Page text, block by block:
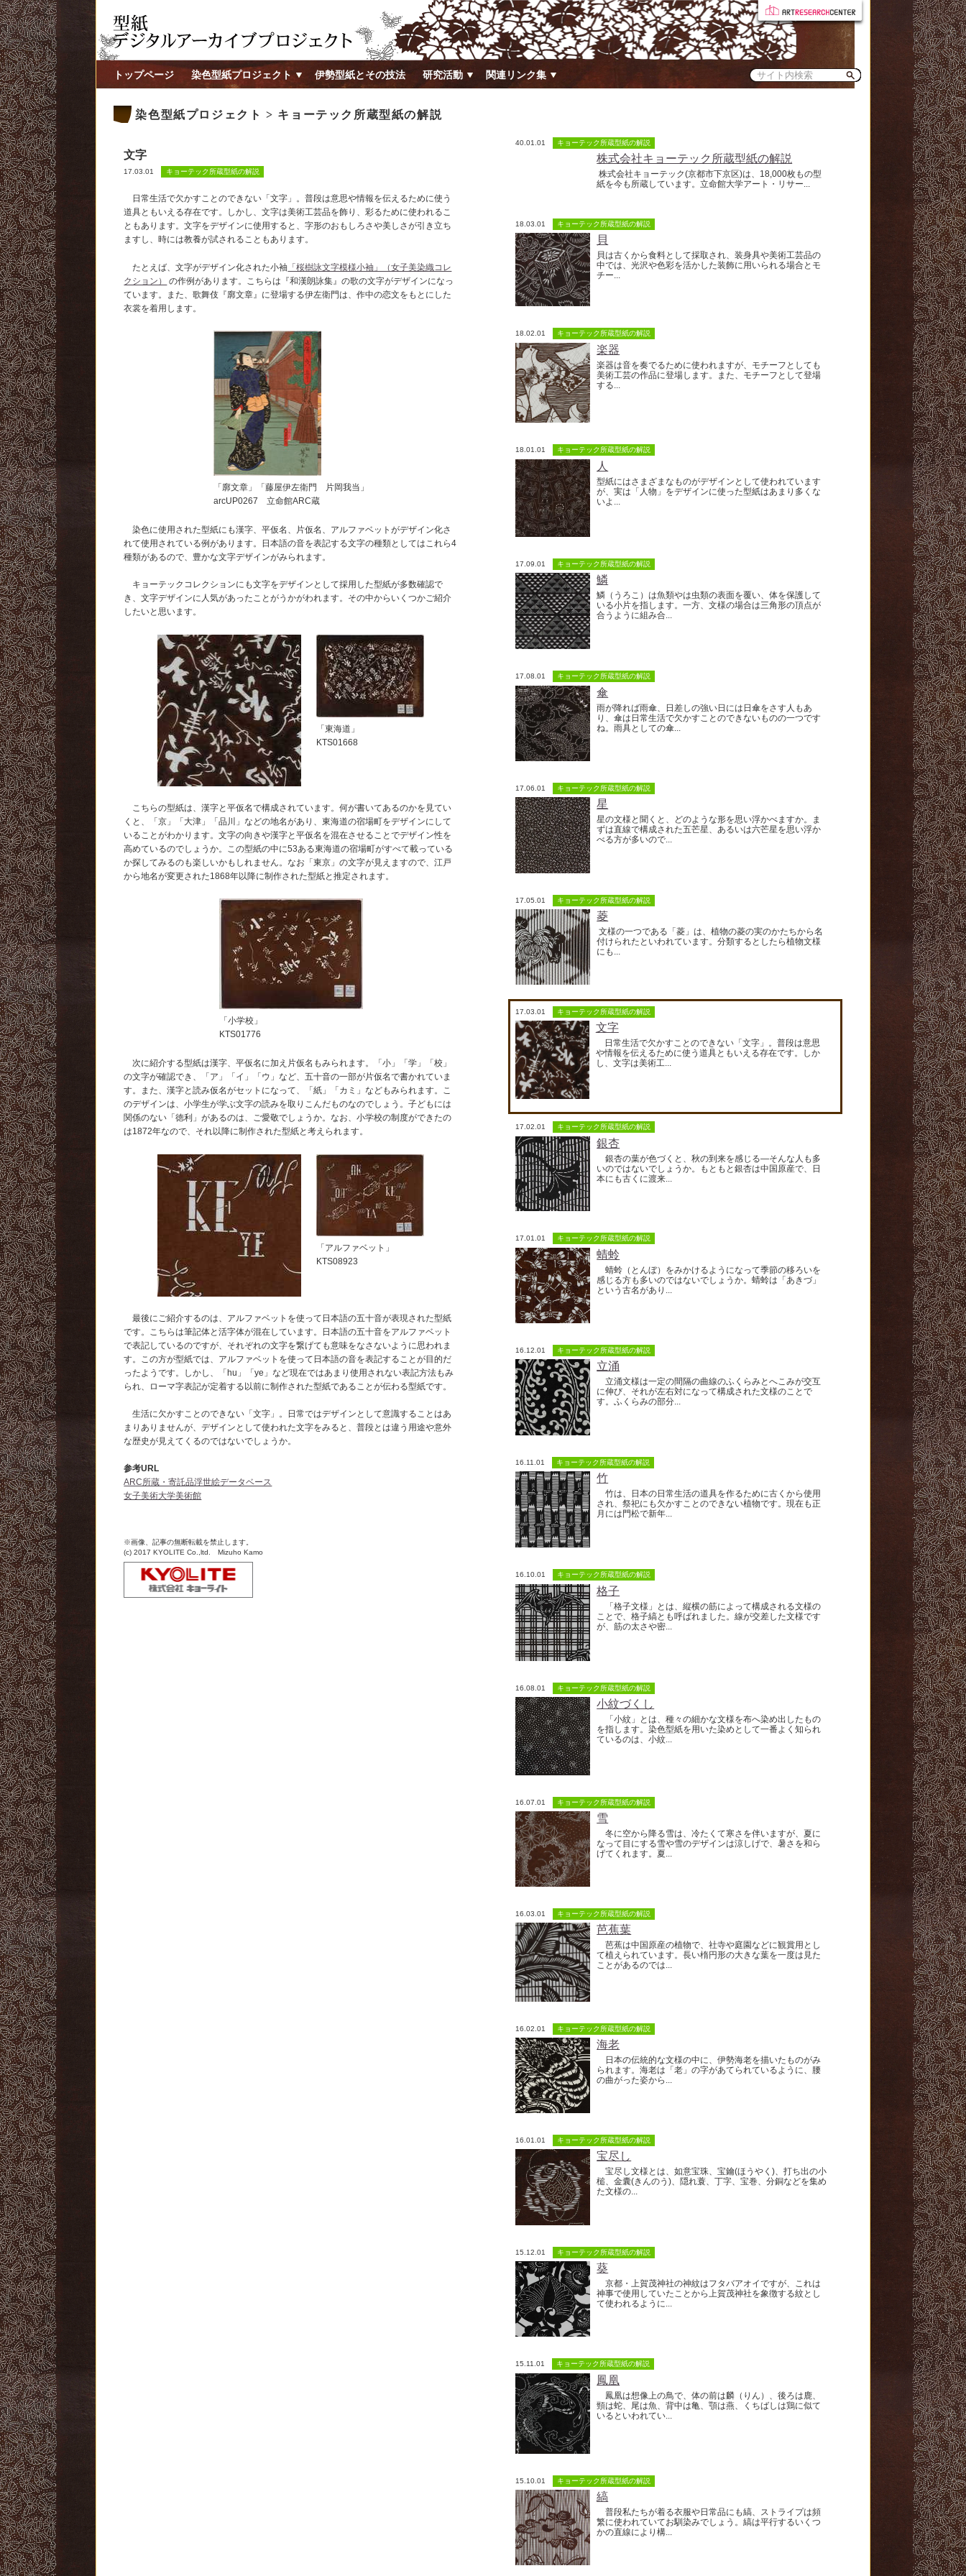
トップページ 染色型紙プロジェクト 伊勢型紙とその技法 研究活動 関連リンク集
染色型紙プロジェクト > キョーテック所蔵型紙の解説
文字
17.03.01 キョーテック所蔵型紙の解説
日常生活で欠かすことのできない「文字」。普段は意思や情報を伝えるために使う
道具ともいえる存在です。しかし、文字は美術工芸品を飾り、彩るために使われるこ
ともあります。文字をデザインに使用すると、字形のおもしろさや美しさが引き立ち
ますし、時には教養が試されることもあります。
たとえば、文字がデザイン化された小袖 「桜樹詠文字模様小袖」（女子美染織コレ
クション）
の作例があります。こちらは『和漢朗詠集』の歌の文字がデザインになっ
ています。また、歌舞伎『廓文章』に登場する伊左衛門は、作中の恋文をもとにした
衣裳を着用します。
「廓文章」「藤屋伊左衛門 片岡我当」
arcUP0267 立命館ARC蔵
染色に使用された型紙にも漢字、平仮名、片仮名、アルファベットがデザイン化さ
れて使用されている例があります。日本語の音を表記する文字の種類としてはこれら4
種類があるので、豊かな文字デザインがみられます。
キョーテックコレクションにも文字をデザインとして採用した型紙が多数確認で
き、文字デザインに人気があったことがうかがわれます。その中からいくつかご紹介
したいと思います。
「東海道」
KTS01668
こちらの型紙は、漢字と平仮名で構成されています。何が書いてあるのかを見てい
くと、「京」「大津」「品川」などの地名があり、東海道の宿場町をデザインにして
いることがわかります。文字の向きや漢字と平仮名を混在させることでデザイン性を
高めているのでしょうか。この型紙の中に53ある東海道の宿場町がすべて載っている
か探してみるのも楽しいかもしれません。なお「東京」の文字が見えますので、江戸
から地名が変更された1868年以降に制作された型紙と推定されます。
「小学校」
KTS01776
次に紹介する型紙は漢字、平仮名に加え片仮名もみられます。「小」「学」「校」
の文字が確認でき、「ア」「イ」「ウ」など、五十音の一部が片仮名で書かれていま
す。また、漢字と読み仮名がセットになって、「紙」「カミ」などもみられます。こ
のデザインは、小学生が学ぶ文字の読みを取りこんだものなのでしょう。子どもには
関係のない「徳利」があるのは、ご愛敬でしょうか。なお、小学校の制度ができたの
は1872年なので、それ以降に制作された型紙と考えられます。
「アルファベット」
KTS08923
最後にご紹介するのは、アルファベットを使って日本語の五十音が表現された型紙
です。こちらは筆記体と活字体が混在しています。日本語の五十音をアルファベット
で表記しているのですが、それぞれの文字を繋げても意味をなさないように思われま
す。この方が型紙では、アルファベットを使って日本語の音を表記することが目的だ
ったようです。しかし、「hu」「ye」など現在ではあまり使用されない表記方法もみ
られ、ローマ字表記が定着する以前に制作された型紙であることが伝わる型紙です。
生活に欠かすことのできない「文字」。日常ではデザインとして意識することはあ
まりありませんが、デザインとして使われた文字をみると、普段とは違う用途や意外
な歴史が見えてくるのではないでしょうか。
参考URL
ARC所蔵・寄託品浮世絵データベース
女子美術大学美術館
※画像、記事の無断転載を禁止します。
(c) 2017 KYOLITE Co.,ltd. Mizuho Kamo
株式会社キョーテック所蔵型紙の解説
株式会社キョーテック(京都市下京区)は、18,000枚もの型
紙を今も所蔵しています。立命館大学アート・リサー...
40.01.01 キョーテック所蔵型紙の解説
貝
貝は古くから食料として採取され、装身具や美術工芸品の
中では、光沢や色彩を活かした装飾に用いられる場合とモ
チー...
18.03.01 キョーテック所蔵型紙の解説
楽器
楽器は音を奏でるために使われますが、モチーフとしても
美術工芸の作品に登場します。また、モチーフとして登場
する...
18.02.01 キョーテック所蔵型紙の解説
人
型紙にはさまざまなものがデザインとして使われています
が、実は「人物」をデザインに使った型紙はあまり多くな
いよ...
18.01.01 キョーテック所蔵型紙の解説
鱗
鱗（うろこ）は魚類やは虫類の表面を覆い、体を保護して
いる小片を指します。一方、文様の場合は三角形の頂点が
合うように組み合...
17.09.01 キョーテック所蔵型紙の解説
傘
雨が降れば雨傘、日差しの強い日には日傘をさす人もあ
り、傘は日常生活で欠かすことのできないものの一つです
ね。雨具としての傘...
17.08.01 キョーテック所蔵型紙の解説
星
星の文様と聞くと、どのような形を思い浮かべますか。ま
ずは直線で構成された五芒星、あるいは六芒星を思い浮か
べる方が多いので...
17.06.01 キョーテック所蔵型紙の解説
菱
文様の一つである「菱」は、植物の菱の実のかたちから名
付けられたといわれています。分類するとしたら植物文様
にも...
17.05.01 キョーテック所蔵型紙の解説
文字
日常生活で欠かすことのできない「文字」。普段は意思
や情報を伝えるために使う道具ともいえる存在です。しか
し、文字は美術工...
17.03.01 キョーテック所蔵型紙の解説
銀杏
銀杏の葉が色づくと、秋の到来を感じる―そんな人も多
いのではないでしょうか。もともと銀杏は中国原産で、日
本にも古くに渡来...
17.02.01 キョーテック所蔵型紙の解説
蜻蛉
蜻蛉（とんぼ）をみかけるようになって季節の移ろいを
感じる方も多いのではないでしょうか。蜻蛉は「あきづ」
という古名があり...
17.01.01 キョーテック所蔵型紙の解説
立涌
立涌文様は一定の間隔の曲線のふくらみとへこみが交互
に伸び、それが左右対になって構成された文様のことで
す。ふくらみの部分...
16.12.01 キョーテック所蔵型紙の解説
竹
竹は、日本の日常生活の道具を作るために古くから使用
され、祭祀にも欠かすことのできない植物です。現在も正
月には門松で新年...
16.11.01 キョーテック所蔵型紙の解説
格子
「格子文様」とは、縦横の筋によって構成される文様の
ことで、格子縞とも呼ばれました。線が交差した文様です
が、筋の太さや密...
16.10.01 キョーテック所蔵型紙の解説
小紋づくし
「小紋」とは、種々の細かな文様を布へ染め出したもの
を指します。染色型紙を用いた染めとして一番よく知られ
ているのは、小紋...
16.08.01 キョーテック所蔵型紙の解説
雪
冬に空から降る雪は、冷たくて寒さを伴いますが、夏に
なって目にする雪や雪のデザインは涼しげで、暑さを和ら
げてくれます。夏...
16.07.01 キョーテック所蔵型紙の解説
芭蕉葉
芭蕉は中国原産の植物で、社寺や庭園などに観賞用とし
て植えられています。長い楕円形の大きな葉を一度は見た
ことがあるのでは...
16.03.01 キョーテック所蔵型紙の解説
海老
日本の伝統的な文様の中に、伊勢海老を描いたものがみ
られます。海老は「老」の字があてられているように、腰
の曲がった姿から...
16.02.01 キョーテック所蔵型紙の解説
宝尽し
宝尽し文様とは、如意宝珠、宝鑰(ほうやく)、打ち出の小
槌、金囊(きんのう)、隠れ蓑、丁字、宝巻、分銅などを集め
た文様の...
16.01.01 キョーテック所蔵型紙の解説
葵
京都・上賀茂神社の神紋はフタバアオイですが、これは
神事で使用していたことから上賀茂神社を象徴する紋とし
て使われるように...
15.12.01 キョーテック所蔵型紙の解説
鳳凰
鳳凰は想像上の鳥で、体の前は麟（りん）、後ろは鹿、
頸は蛇、尾は魚、背中は亀、顎は燕、くちばしは鶏に似て
いるといわれてい...
15.11.01 キョーテック所蔵型紙の解説
縞
普段私たちが着る衣服や日常品にも縞、ストライプは頻
繁に使われていてお馴染みでしょう。縞は平行するいくつ
かの直線により構...
15.10.01 キョーテック所蔵型紙の解説